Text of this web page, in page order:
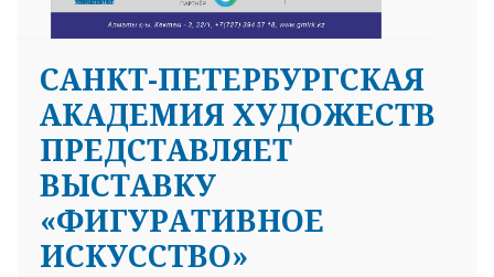
САНКТ-ПЕТЕРБУРГСКАЯ
АКАДЕМИЯ ХУДОЖЕСТВ
ПРЕДСТАВЛЯЕТ
ВЫСТАВКУ
«ФИГУРАТИВНОЕ
ИСКУССТВО»